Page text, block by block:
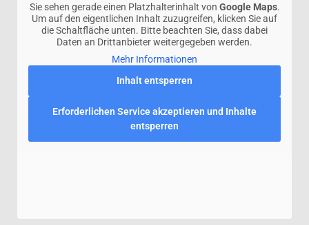
Sie sehen gerade einen Platzhalterinhalt von Google Maps.
Um auf den eigentlichen Inhalt zuzugreifen, klicken Sie auf
die Schaltfläche unten. Bitte beachten Sie, dass dabei
Daten an Drittanbieter weitergegeben werden.
Mehr Informationen
Inhalt entsperren
Erforderlichen Service akzeptieren und Inhalte
entsperren